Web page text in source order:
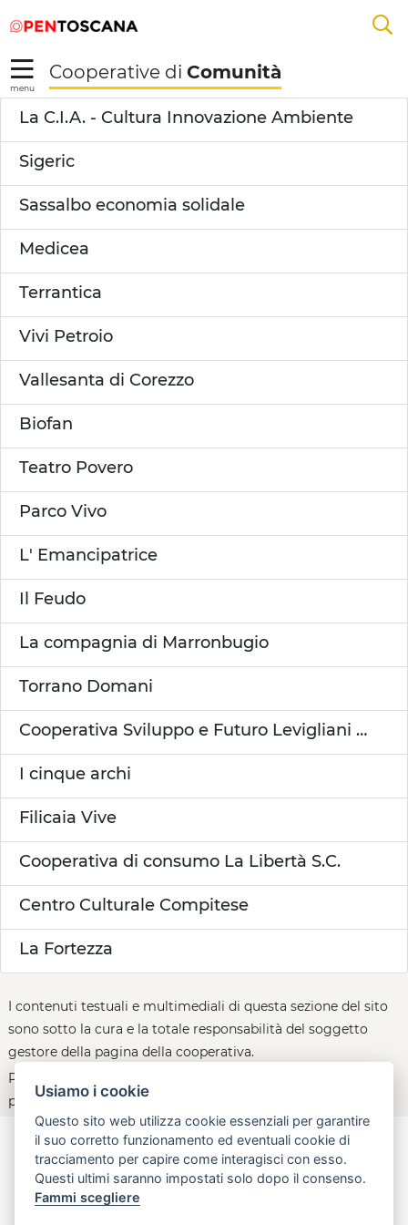
Saut au contenu principal
alal
menu
Cooperative di Comunità
Mulazzo Ospitalità e
La C.I.A. - Cultura Innovazione Ambiente
Sigeric
Sassalbo economia solidale
Medicea
Terrantica
Vivi Petroio
Vallesanta di Corezzo
Biofan
Teatro Povero
Parco Vivo
L' Emancipatrice
Il Feudo
La compagnia di Marronbugio
Torrano Domani
Cooperativa Sviluppo e Futuro Levigliani A.R.L.
I cinque archi
Filicaia Vive
Cooperativa di consumo La Libertà S.C.
Centro Culturale Compitese
La Fortezza
I contenuti testuali e multimediali di questa sezione del sito
sono sotto la cura e la totale responsabilità del soggetto
gestore della pagina della cooperativa.
Per le policy d'uso della piattaforma, consultare la
pagina:open.toscana.it/privacy
aperta, innovativa, online
Usiamo i cookie
Questo sito web utilizza cookie essenziali per garantire
il suo corretto funzionamento ed eventuali cookie di
tracciamento per capire come interagisci con esso.
Questi ultimi saranno impostati solo dopo il consenso.
Fammi scegliere